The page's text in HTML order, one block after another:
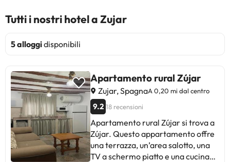
Tutti i nostri hotel a Zujar
5 alloggidisponibili
Apartamento rural Zújar
Zujar, SpagnaA 0,20 mi dal centro
9.2 18 recensioni
Apartamento rural Zújar si trova a
Zújar. Questo appartamento offre
una terrazza, un’area salotto, una
TV a schermo piatto e una cucina